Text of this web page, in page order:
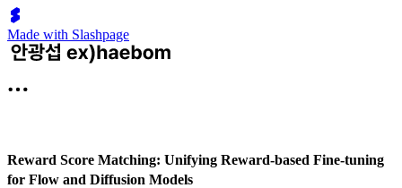
Made with Slashpage
Reward Score Matching: Unifying Reward-based Fine-tuning
for Flow and Diffusion Models